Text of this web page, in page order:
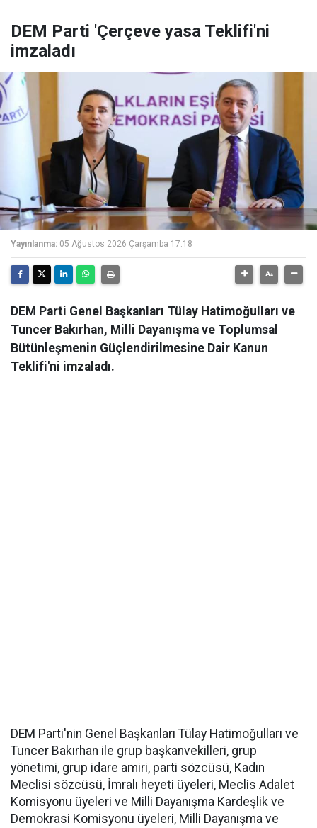
DEM Parti 'Çerçeve yasa Teklifi'ni
imzaladı
Yayınlanma: 05 Ağustos 2026 Çarşamba 17:18
DEM Parti Genel Başkanları Tülay Hatimoğulları ve
Tuncer Bakırhan, Milli Dayanışma ve Toplumsal
Bütünleşmenin Güçlendirilmesine Dair Kanun
Teklifi'ni imzaladı.
DEM Parti'nin Genel Başkanları Tülay Hatimoğulları ve
Tuncer Bakırhan ile grup başkanvekilleri, grup
yönetimi, grup idare amiri, parti sözcüsü, Kadın
Meclisi sözcüsü, İmralı heyeti üyeleri, Meclis Adalet
Komisyonu üyeleri ve Milli Dayanışma Kardeşlik ve
Demokrasi Komisyonu üyeleri, Milli Dayanışma ve